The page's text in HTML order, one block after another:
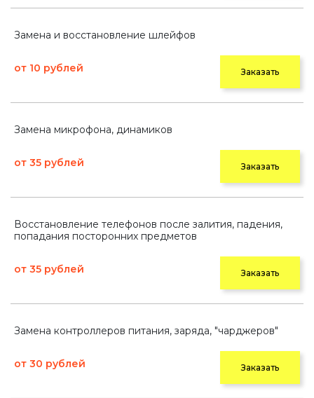
Замена и восстановление шлейфов
от 10 рублей Заказать
Замена микрофона, динамиков
от 35 рублей Заказать
Восстановление телефонов после залития, падения,
попадания посторонних предметов
от 35 рублей Заказать
Замена контроллеров питания, заряда, "чарджеров"
от 30 рублей Заказать